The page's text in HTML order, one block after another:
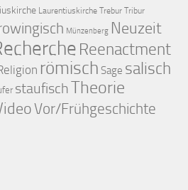
Laurentiuskirche Trebur Tribur
Münzenberg Neuzeit
Reenactment
römisch Sage salisch
staufischTheorie
Vor/Frühgeschichte